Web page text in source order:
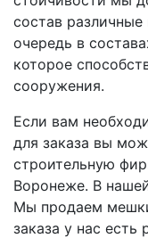
состав
очередь в
которое
сооружения.
Если вам
для заказа вы
строительную
Воронеже. В
Мы продаем
заказа у нас есть